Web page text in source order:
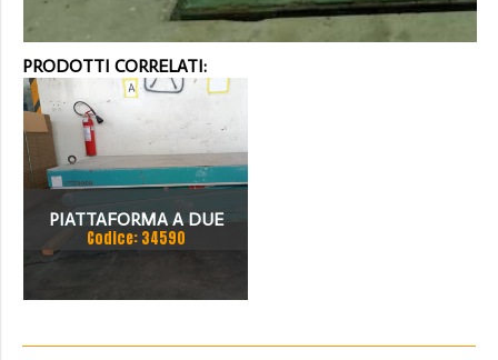
PRODOTTI CORRELATI:
PIATTAFORMA A DUE
PANTOGRAFI
Codice: 34590